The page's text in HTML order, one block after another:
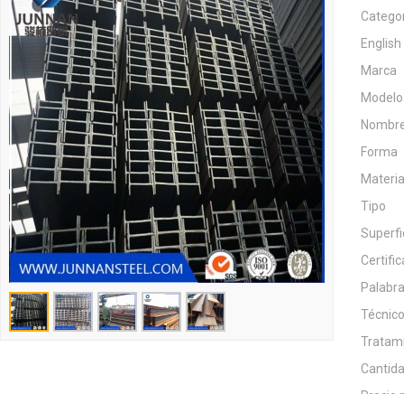
Marca
Modelo
Forma
Tipo
Técnico